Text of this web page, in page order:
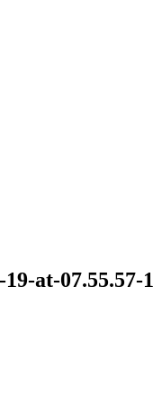
at-07.55.57-